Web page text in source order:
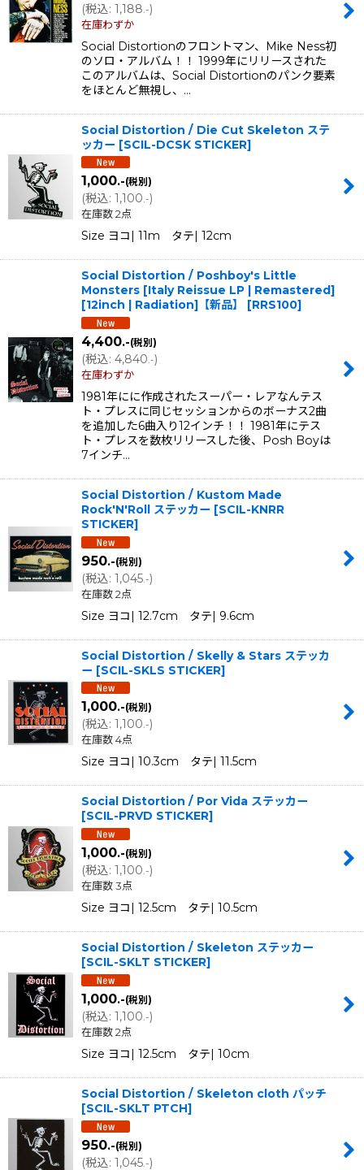
(税込: 1,188 .-)
在庫わずか
Social Distortionのフロントマン、Mike Ness初
のソロ・アルバム！！ 1999年にリリースされた
このアルバムは、Social Distortionのパンク要素
をほとんど無視し、…
Social Distortion / Die Cut Skeleton ステ
ッカー [SCIL-DCSK STICKER]
1,000.-(税別)
(税込: 1,100.-)
在庫数 2点
Size ヨコ| 11m タテ| 12cm
Social Distortion / Poshboy's Little
Monsters [Italy Reissue LP | Remastered]
[12inch | Radiation]【新品】
[RRS100]
4,400.-(税別)
(税込: 4,840 .-)
在庫わずか
1981年にに作成されたスーパー・レアなんテス
ト・プレスに同じセッションからのボーナス2曲
を追加した6曲入り12インチ！！ 1981年にテス
ト・プレスを数枚リリースした後、Posh Boyは
7インチ…
Social Distortion / Kustom Made
Rock'N'Roll ステッカー [SCIL-KNRR
STICKER]
950.-(税別)
(税込: 1,045 .-)
在庫数 2点
Size ヨコ| 12.7cm タテ| 9.6cm
Social Distortion / Skelly & Stars ステッカ
ー [SCIL-SKLS STICKER]
1,000.-(税別)
(税込: 1,100.-)
在庫数 4点
Size ヨコ| 10.3cm タテ| 11.5cm
Social Distortion / Por Vida ステッカー
[SCIL-PRVD STICKER]
1,000.-(税別)
(税込: 1,100.-)
在庫数 3点
Size ヨコ| 12.5cm タテ| 10.5cm
Social Distortion / Skeleton ステッカー
[SCIL-SKLT STICKER]
1,000.-(税別)
(税込: 1,100 .-)
在庫数 2点
Size ヨコ| 12.5cm タテ| 10cm
Social Distortion / Skeleton cloth パッチ
[SCIL-SKLT PTCH]
950.-(税別)
(税込: 1,045 .-)